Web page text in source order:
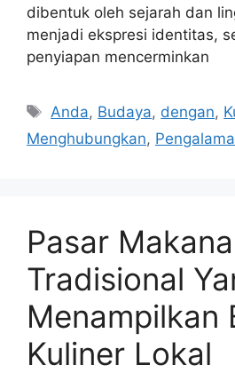
dibentuk oleh sejarah dan
menjadi ekspresi identitas,
penyiapan mencerminkan
Tags
Anda, Budaya, dengan,
Menghubungkan,
Pasar
Tradisional
Menampilkan
Kuliner Lokal